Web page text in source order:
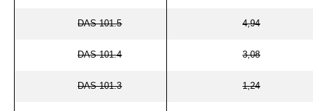
DAS 101.5 4,94
DAS 101.4 3,08
DAS 101.3 1,24